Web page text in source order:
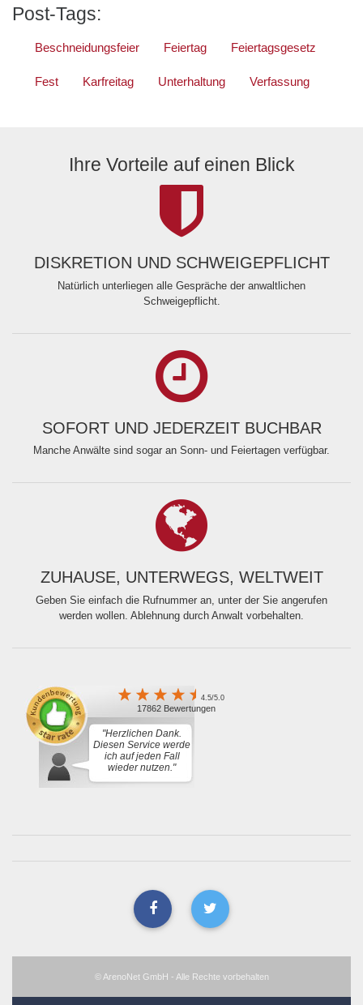
Post-Tags:
Beschneidungsfeier Feiertag Feiertagsgesetz
Fest Karfreitag Unterhaltung Verfassung
Ihre Vorteile auf einen Blick
DISKRETION UND SCHWEIGEPFLICHT
Natürlich unterliegen alle Gespräche der anwaltlichen
Schweigepflicht.
SOFORT UND JEDERZEIT BUCHBAR
Manche Anwälte sind sogar an Sonn- und Feiertagen verfügbar.
ZUHAUSE, UNTERWEGS, WELTWEIT
Geben Sie einfach die Rufnummer an, unter der Sie angerufen
werden wollen. Ablehnung durch Anwalt vorbehalten.
4.5/5.0
17862 Bewertungen
"Herzlichen Dank.
Diesen Service werde
ich auf jeden Fall
wieder nutzen."
© ArenoNet GmbH - Alle Rechte vorbehalten